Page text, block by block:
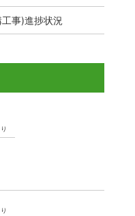
事)進捗状況